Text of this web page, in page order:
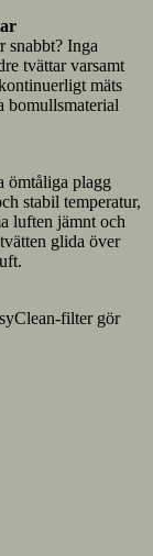
snabbt? Inga
tvättar varsamt
mäts
bomullsmaterial
ömtåliga plagg
stabil temperatur,
luften jämnt och
glida över
filter gör